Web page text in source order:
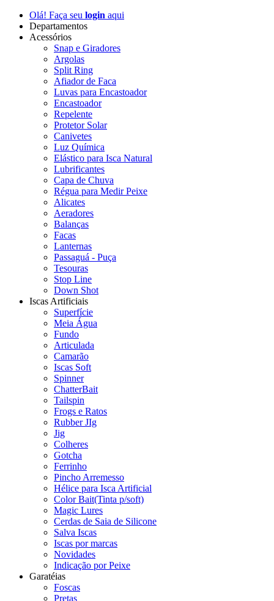
Olá! Faça seu login aqui
Departamentos
Acessórios
Snap e Giradores
Argolas
Split Ring
Afiador de Faca
Luvas para Encastoador
Encastoador
Repelente
Protetor Solar
Canivetes
Luz Química
Elástico para Isca Natural
Lubrificantes
Capa de Chuva
Régua para Medir Peixe
Alicates
Aeradores
Balanças
Facas
Lanternas
Passaguá - Puça
Tesouras
Stop Line
Down Shot
Iscas Artificiais
Superfície
Meia Água
Fundo
Articulada
Camarão
Iscas Soft
Spinner
ChatterBait
Tailspin
Frogs e Ratos
Rubber JIg
Jig
Colheres
Gotcha
Ferrinho
Pincho Arremesso
Hélice para Isca Artificial
Color Bait(Tinta p/soft)
Magic Lures
Cerdas de Saia de Silicone
Salva Iscas
Iscas por marcas
Novidades
Indicação por Peixe
Garatéias
Foscas
Pretas